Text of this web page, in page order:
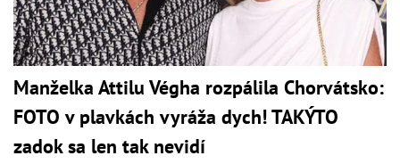
Manželka Attilu Végha rozpálila Chorvátsko:
FOTO v plavkách vyráža dych! TAKÝTO
zadok sa len tak nevidí